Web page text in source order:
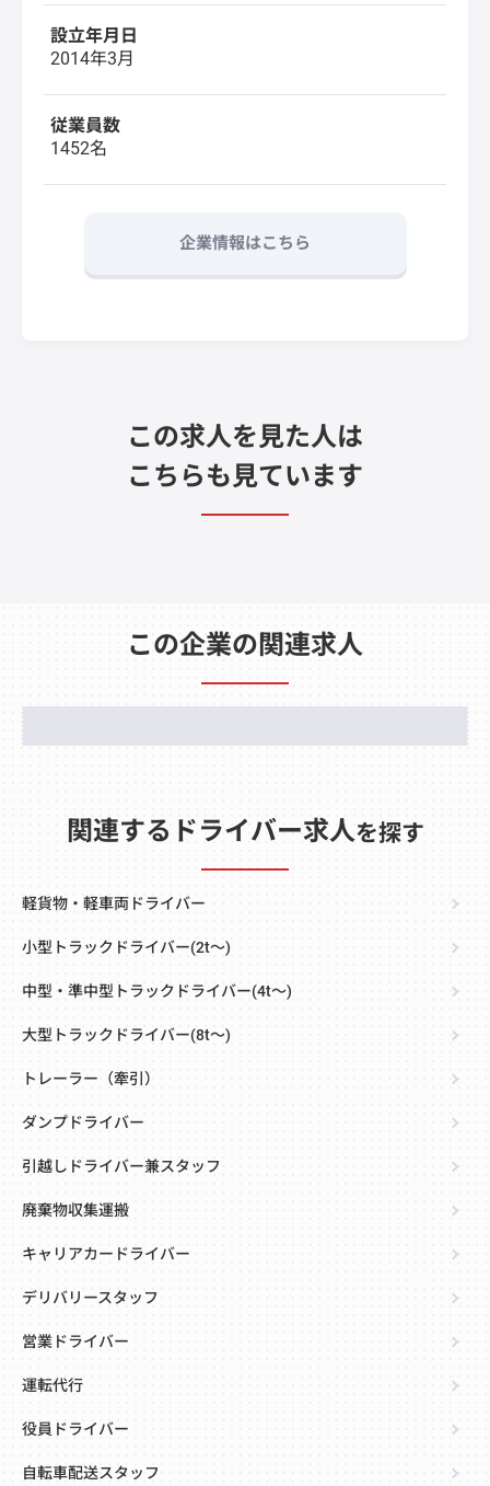
設立年月日
2014年3月
従業員数
1452名
企業情報はこちら
この求人を見た人は
こちらも見ています
この企業の関連求人
関連するドライバー求人を探す
軽貨物・軽車両ドライバー
小型トラックドライバー(2t～)
中型・準中型トラックドライバー(4t～)
大型トラックドライバー(8t～)
トレーラー（牽引）
ダンプドライバー
引越しドライバー兼スタッフ
廃棄物収集運搬
キャリアカードライバー
デリバリースタッフ
営業ドライバー
運転代行
役員ドライバー
自転車配送スタッフ